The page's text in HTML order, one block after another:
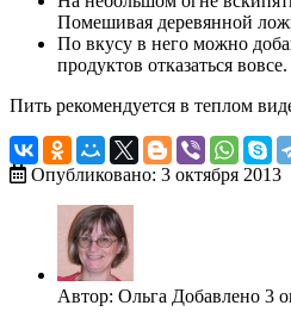
Помешивая деревянной
По вкусу в него можно
продуктов отказаться вовсе.
Пить рекомендуется в теплом
Опубликовано: 3 октября 2013
Автор: Ольга Добавлено 3